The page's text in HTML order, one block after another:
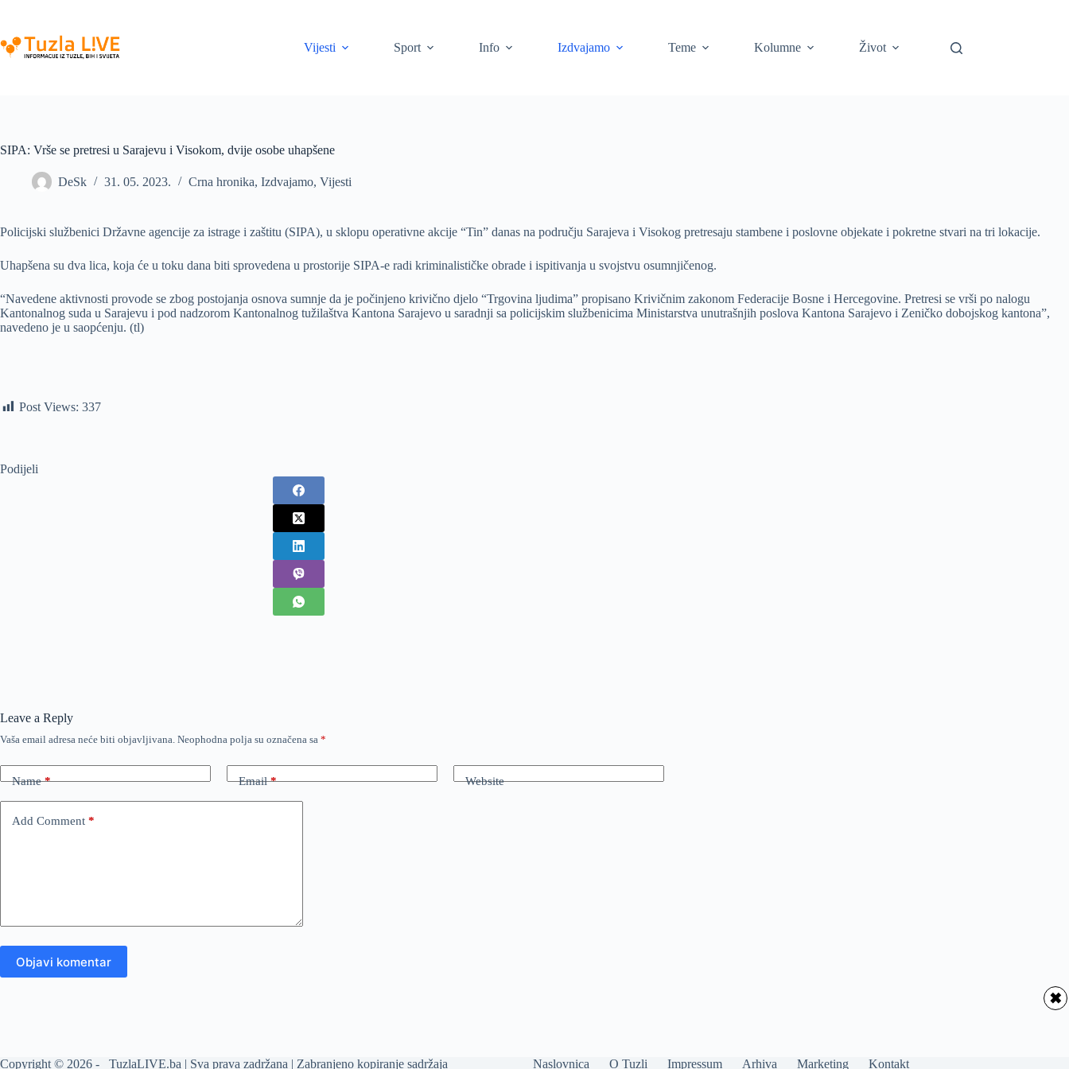
content
Vijesti
Sport Info Izdvajamo Teme Kolumne Život
SIPA: Vrše se pretresi u Sarajevu i Visokom, dvije osobe uhapšene
DeSk 31. 05. 2023. Crna hronika, Izdvajamo, Vijesti
Policijski službenici Državne agencije za istrage i zaštitu (SIPA), u sklopu operativne akcije “Tin” danas na području Sarajeva i Visokog pretresaju stambene i poslovne objekate i pokretne stvari na tri lokacije.
Uhapšena su dva lica, koja će u toku dana biti sprovedena u prostorije SIPA-e radi kriminalističke obrade i ispitivanja u svojstvu osumnjičenog.
“Navedene aktivnosti provode se zbog postojanja osnova sumnje da je počinjeno krivično djelo “Trgovina ljudima” propisano Krivičnim zakonom Federacije Bosne i Hercegovine. Pretresi se vrši po nalogu
Kantonalnog suda u Sarajevu i pod nadzorom Kantonalnog tužilaštva Kantona Sarajevo u saradnji sa policijskim službenicima Ministarstva unutrašnjih poslova Kantona Sarajevo i Zeničko dobojskog kantona”,
navedeno je u saopćenju. (tl)
Post Views: 337
Podijeli
Leave a Reply
Vaša email adresa neće biti objavljivana. Neophodna polja su označena sa *
Name* Email* Website
Add Comment *
Objavi komentar
Copyright © 2026 - TuzlaLIVE.ba | Sva prava zadržana | Zabranjeno kopiranje sadržaja Naslovnica O Tuzli Impressum Arhiva Marketing Kontakt
✖